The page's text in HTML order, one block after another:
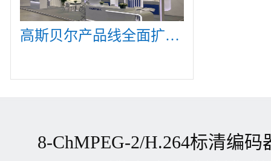
高斯贝尔产品线全面扩展，众多新产品亮相CommunicAsia 2019
8-ChMPEG-2/H.264标清编码